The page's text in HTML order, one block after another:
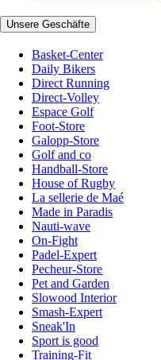
Unsere Geschäfte
Basket-Center
Daily Bikers
Direct Running
Direct-Volley
Espace Golf
Foot-Store
Galopp-Store
Golf and co
Handball-Store
House of Rugby
La sellerie de Maé
Made in Paradis
Nauti-wave
On-Fight
Padel-Expert
Pecheur-Store
Pet and Garden
Slowood Interior
Smash-Expert
Sneak'In
Sport is good
Training-Fit